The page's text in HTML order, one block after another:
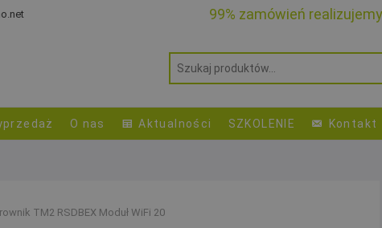
99% zamówień
O nas Aktualności SZKOLENIE Kontakt
TM2 RSDBEX Moduł WiFi 20